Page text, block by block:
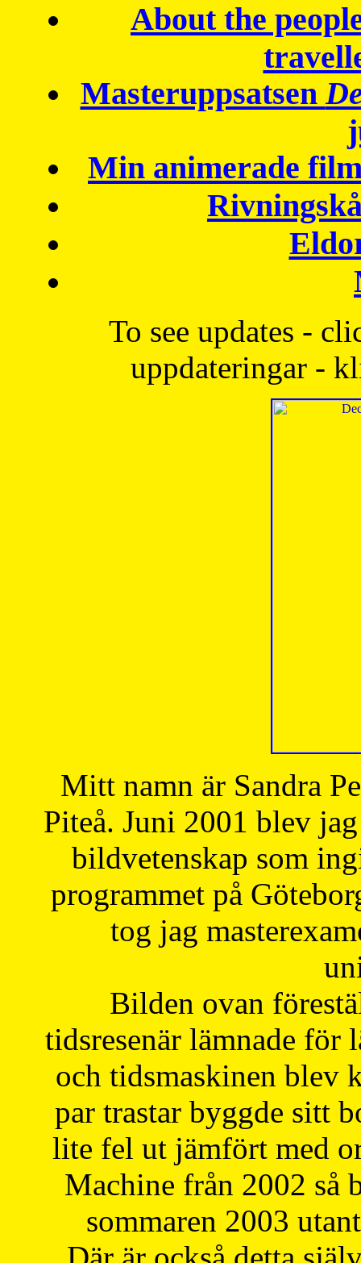
About the
Masteruppsatsen
Min animerade
To see updates -
uppdateringar -
Mitt namn är Sandra
Piteå. Juni 2001 blev
bildvetenskap som
programmet på
tog jag
Bilden ovan
tidsresenär lämnade för
och tidsmaskinen blev
par trastar byggde sitt
lite fel ut jämfört med
Machine från 2002 så
sommaren 2003